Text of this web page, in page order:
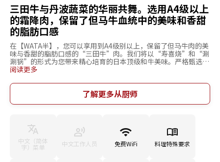
三田牛与丹波蔬菜的华丽共舞。选用A4级以上
的霜降肉，保留了但马牛血统中的美味和香甜
的脂肪口感
在【WATA半】，您可以享用到A4级别以上，保留了但马牛肉的美
味与香甜的脂肪口感的“三田牛”肉。我们将以“寿喜烧”和“涮
涮锅”的形式为您带来精心培育的日本顶级和牛美味。严格甄选，
只选择熔点较低、肉质柔软的母牛肉。入口即化的口感让人流连其
米与双黄蛋制作寿喜烧，为您带来无上幸福。使用丹波圆山药制作
的“山药泥蘸酱”更是绝品。满满蘸酱包裹牛肉后送入口中，粘滑
口感与肉品的香甜味觉瞬间完美交织。店主还将为您提供富有人情
阅读更多
了解更多从厨师
中文（简体
字）菜单 中文工作人员 免费WiFi 料理特殊要求